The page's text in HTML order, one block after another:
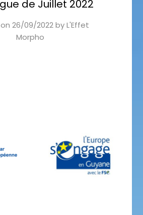
de Juillet 2022
26/09/2022byL'Effet
Morpho